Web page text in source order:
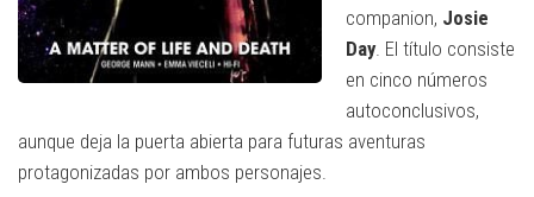
companion, Josie
Day. El título consiste
en cinco números
autoconclusivos,
aunque deja la puerta abierta para futuras aventuras
protagonizadas por ambos personajes.